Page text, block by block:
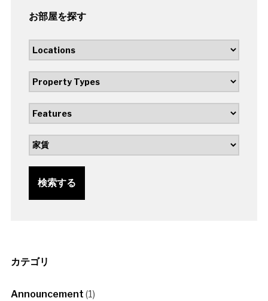
お部屋を探す
検索する
カテゴリ
Announcement (1)